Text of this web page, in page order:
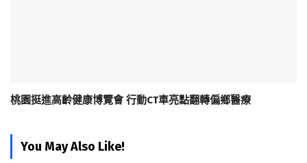
桃園挺進高齡健康博覽會 行動CT車亮點翻轉偏鄉醫療
You May Also Like!